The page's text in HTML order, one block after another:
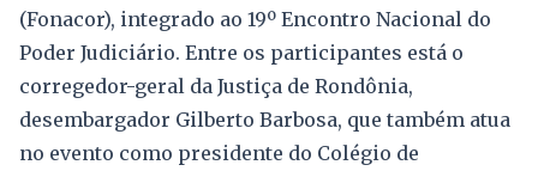
(Fonacor), integrado ao 19º Encontro Nacional do
Poder Judiciário. Entre os participantes está o
corregedor-geral da Justiça de Rondônia,
desembargador Gilberto Barbosa, que também atua
no evento como presidente do Colégio de